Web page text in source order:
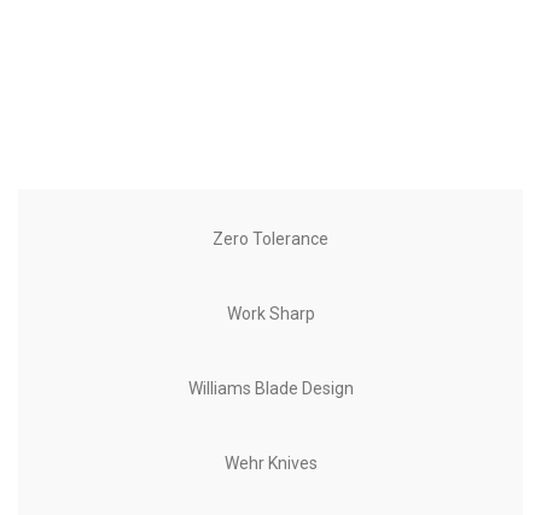
Zero Tolerance
Work Sharp
Williams Blade Design
Wehr Knives